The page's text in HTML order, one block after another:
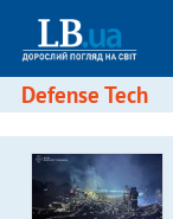
Defense Tech